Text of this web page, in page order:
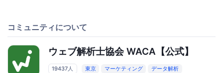
コミュニティについて
ウェブ解析士協会 WACA【公式】
19437人 東京 マーケティング データ解析